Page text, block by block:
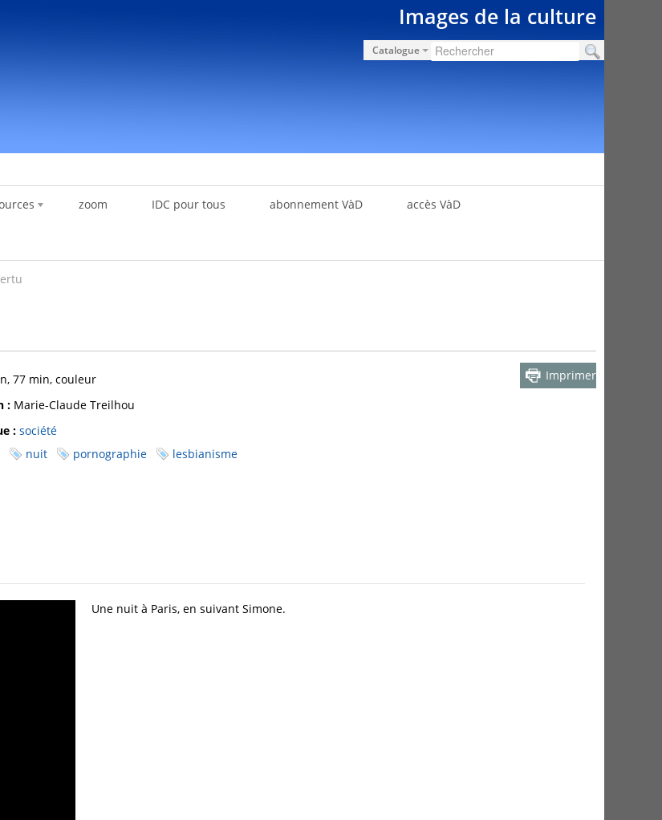
Images de la culture
Catalogue
zoom IDC pour tous abonnement VàD accès VàD
Imprimer
77 min, couleur
: Marie-Claude Treilhou
: société
nuit pornographie lesbianisme
Une nuit à Paris, en suivant Simone.